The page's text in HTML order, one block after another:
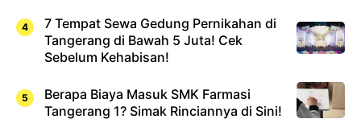
7 Tempat Sewa Gedung Pernikahan di
Tangerang di Bawah 5 Juta! Cek
Sebelum Kehabisan!
Berapa Biaya Masuk SMK Farmasi
Tangerang 1? Simak Rinciannya di Sini!